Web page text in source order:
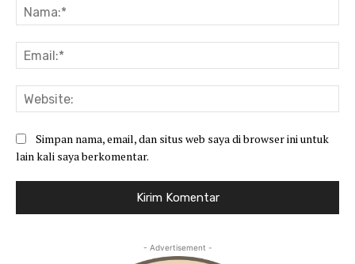
Simpan nama, email, dan situs web saya di browser ini untuk
lain kali saya berkomentar.
- Advertisement -